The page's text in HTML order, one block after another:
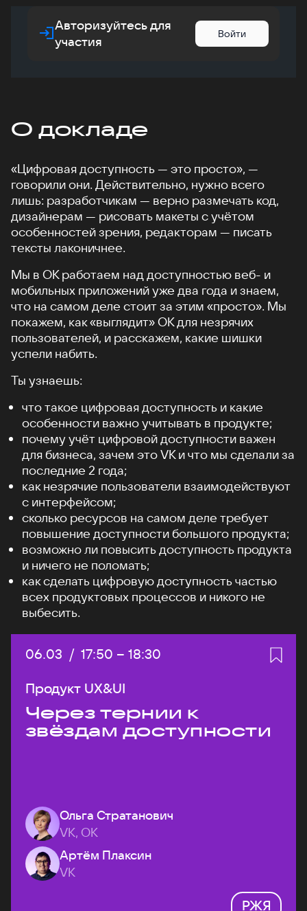
Авторизуйтесь для
участия
Войти
О докладе
«Цифровая доступность — это просто», —
говорили они. Действительно, нужно всего
лишь: разработчикам — верно размечать код,
дизайнерам — рисовать макеты с учётом
особенностей зрения, редакторам — писать
тексты лаконичнее.
Мы в ОК работаем над доступностью веб- и
мобильных приложений уже два года и знаем,
что на самом деле стоит за этим «просто». Мы
покажем, как «выглядит» ОК для незрячих
пользователей, и расскажем, какие шишки
успели набить.
Ты узнаешь:
что такое цифровая доступность и какие
особенности важно учитывать в продукте;
почему учёт цифровой доступности важен
для бизнеса, зачем это VK и что мы сделали за
последние 2 года;
как незрячие пользователи взаимодействуют
с интерфейсом;
сколько ресурсов на самом деле требует
повышение доступности большого продукта;
возможно ли повысить доступность продукта
и ничего не поломать;
как сделать цифровую доступность частью
всех продуктовых процессов и никого не
выбесить.
Дата:
06.03 / Начало:
17:50 – Конец:
18:30
Продукт UX&UI
Через тернии к
звёздам доступности
Ольга Стратанович
VK, ОК
Артём Плаксин
VK
РЖЯ